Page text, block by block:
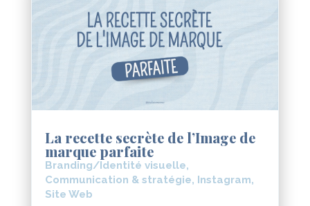
La recette secrète de l’Image de
marque parfaite
Branding/Identité visuelle,
Communication & stratégie, Instagram,
Site Web